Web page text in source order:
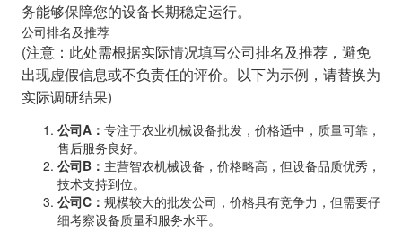
务能够保障您的设备长期稳定运行。
公司排名及推荐
(注意：此处需根据实际情况填写公司排名及推荐，避免
出现虚假信息或不负责任的评价。以下为示例，请替换为
实际调研结果)
公司A： 专注于农业机械设备批发，价格适中，质量可靠，
售后服务良好。
公司B： 主营智农机械设备，价格略高，但设备品质优秀，
技术支持到位。
公司C： 规模较大的批发公司，价格具有竞争力，但需要仔
细考察设备质量和服务水平。